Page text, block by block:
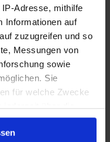
Adresse, mithilfe
Informationen auf
zuzugreifen und so
Messungen von
sowie
Sie
für welche Zwecke
jederzeit über die
auf das Privacy
um
zu
-
Anzahl
der